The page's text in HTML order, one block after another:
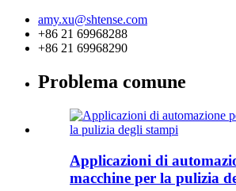
amy.xu@shtense.com
+86 21 69968288
+86 21 69968290
Problema comune
Applicazioni di
macchine per la pulizia